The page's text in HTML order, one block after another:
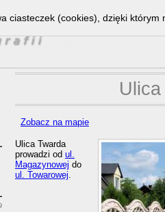
Zobacz na mapie
Ulica Twarda
prowadzi od ul.
Magazynowej do
ul. Towarowej.
ciasteczek (cookies), dzięki którym